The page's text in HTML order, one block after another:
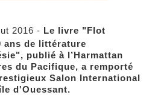
2016 - Le livre "Flot
ans de littérature
publié à l’Harmattan
du Pacifique, a remporté
Salon International
d'Ouessant.